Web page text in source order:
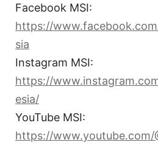
Facebook MSI:
https://
sia
Instagram MSI:
https://
esia/
YouTube MSI:
https://www.youtube.com/